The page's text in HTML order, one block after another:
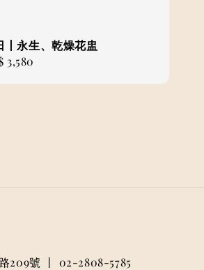
丨永生、乾燥花盅
3,580
209號 丨 02-2808-5785